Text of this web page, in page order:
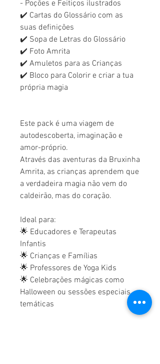
- Poções e Feitiços ilustrados
✔️ Cartas do Glossário com as
suas definições
✔️ Sopa de Letras do Glossário
✔️ Foto Amrita
✔️ Amuletos para as Crianças
✔️ Bloco para Colorir e criar a tua
própria magia
Este pack é uma viagem de
autodescoberta, imaginação e
amor-próprio.
Através das aventuras da Bruxinha
Amrita, as crianças aprendem que
a verdadeira magia não vem do
caldeirão, mas do coração.
Ideal para:
🌟 Educadores e Terapeutas
Infantis
🌟 Crianças e Famílias
🌟 Professores de Yoga Kids
🌟 Celebrações mágicas como
Halloween ou sessões especiais
temáticas